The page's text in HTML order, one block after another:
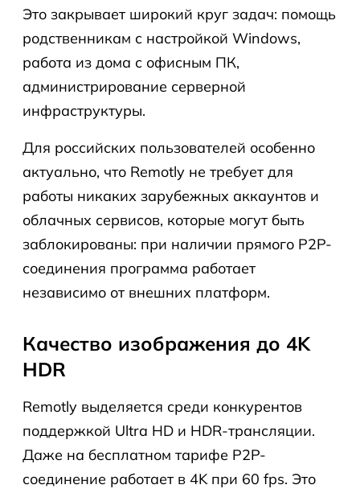
Это закрывает широкий круг задач: помощь
родственникам с настройкой Windows,
работа из дома с офисным ПК,
администрирование серверной
инфраструктуры.
Для российских пользователей особенно
актуально, что Remotly не требует для
работы никаких зарубежных аккаунтов и
облачных сервисов, которые могут быть
заблокированы: при наличии прямого P2P-
соединения программа работает
независимо от внешних платформ.
Качество изображения до 4K
HDR
Remotly выделяется среди конкурентов
поддержкой Ultra HD и HDR-трансляции.
Даже на бесплатном тарифе P2P-
соединение работает в 4K при 60 fps. Это